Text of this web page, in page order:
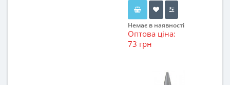
Немає в наявності
Оптова ціна:
73 грн